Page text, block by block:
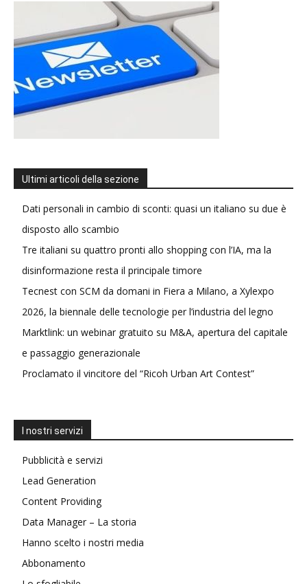
Ultimi articoli della sezione
Dati personali in cambio di sconti: quasi un italiano su due è
disposto allo scambio
Tre italiani su quattro pronti allo shopping con l’IA, ma la
disinformazione resta il principale timore
Tecnest con SCM da domani in Fiera a Milano, a Xylexpo
2026, la biennale delle tecnologie per l’industria del legno
Marktlink: un webinar gratuito su M&A, apertura del capitale
e passaggio generazionale
Proclamato il vincitore del “Ricoh Urban Art Contest”
I nostri servizi
Pubblicità e servizi
Lead Generation
Content Providing
Data Manager – La storia
Hanno scelto i nostri media
Abbonamento